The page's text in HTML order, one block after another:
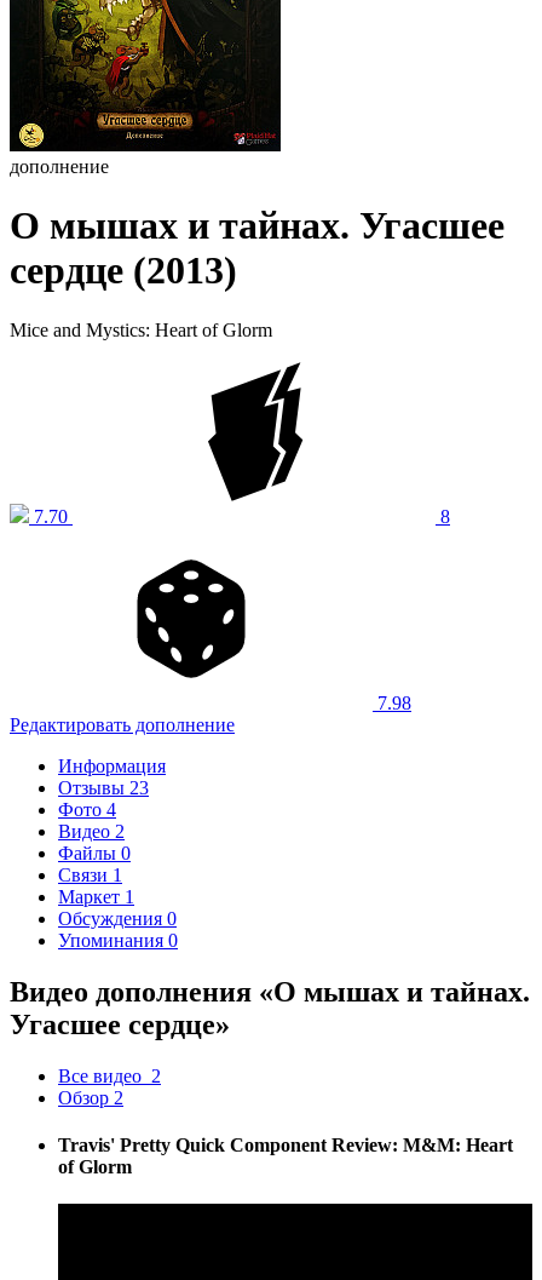
дополнение
О мышах и тайнах. Угасшее
сердце (2013)
Mice and Mystics: Heart of Glorm
7.70 8
7.98
Редактировать дополнение
Информация
Отзывы 23
Фото 4
Видео 2
Файлы 0
Связи 1
Маркет 1
Обсуждения 0
Упоминания 0
Видео дополнения «О мышах и тайнах.
Угасшее сердце»
Все видео 2
Обзор 2
Travis' Pretty Quick Component Review: M&M: Heart
of Glorm